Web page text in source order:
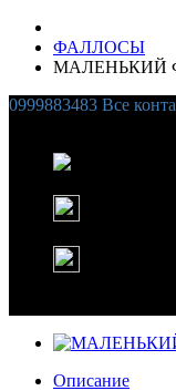
ФАЛЛОСЫ
МАЛЕНЬКИЙ
0999883483 Все
Описание